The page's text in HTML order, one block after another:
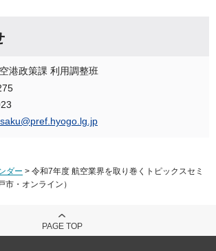
港政策課 利用調整班
ダー > 令和7年度 航空業界を取り巻くトピックスセミ
・オンライン）
PAGE TOP